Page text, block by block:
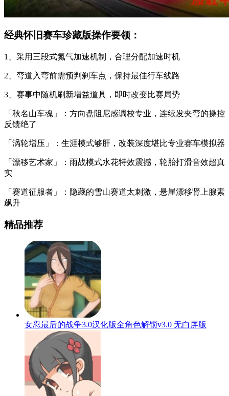
经典怀旧赛车珍藏版操作要领：
1、采用三段式氮气加速机制，合理分配加速时机
2、弯道入弯前需预判刹车点，保持最佳行车线路
3、赛事中随机刷新增益道具，即时改变比赛局势
「秋名山车魂」：方向盘阻尼感调校专业，连续发夹弯的操控
反馈绝了
「涡轮增压」：生涯模式够肝，改装深度堪比专业赛车模拟器
「漂移艺术家」：雨战模式水花特效震撼，轮胎打滑音效超真
实
「赛道征服者」：隐藏的雪山赛道太刺激，悬崖漂移肾上腺素
飙升
精品推荐
女忍最后的战争3.0汉化版全角色解锁v3.0 无白屏版